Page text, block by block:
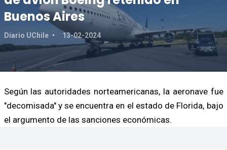
Buenos Aires
Diario UChile 13-02-2024
Según las autoridades norteamericanas, la aeronave fue
"decomisada" y se encuentra en el estado de Florida, bajo
el argumento de las sanciones económicas.